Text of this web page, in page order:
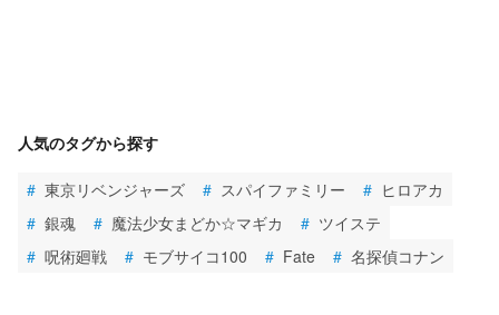
人気のタグから探す
# 東京リベンジャーズ # スパイファミリー # ヒロアカ
# 銀魂 # 魔法少女まどか☆マギカ # ツイステ
# 呪術廻戦 # モブサイコ100 # Fate # 名探偵コナン